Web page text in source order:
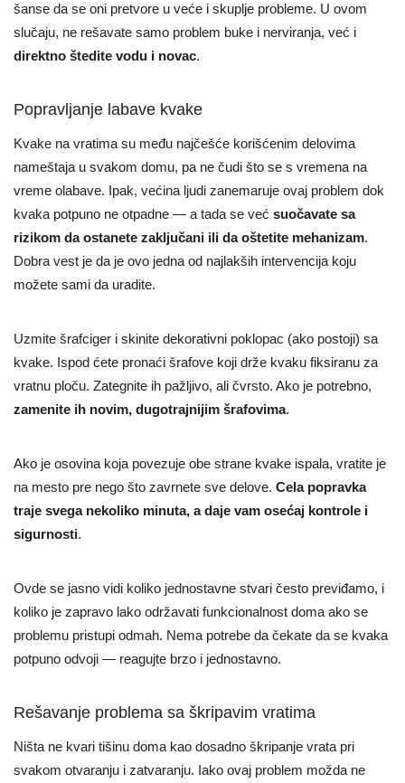
šanse da se oni pretvore u veće i skuplje probleme. U ovom
slučaju, ne rešavate samo problem buke i nerviranja, već i
direktno štedite vodu i novac.
Popravljanje labave kvake
Kvake na vratima su među najčešće korišćenim delovima
nameštaja u svakom domu, pa ne čudi što se s vremena na
vreme olabave. Ipak, većina ljudi zanemaruje ovaj problem dok
kvaka potpuno ne otpadne — a tada se već suočavate sa
rizikom da ostanete zaključani ili da oštetite mehanizam.
Dobra vest je da je ovo jedna od najlakših intervencija koju
možete sami da uradite.
Uzmite šrafciger i skinite dekorativni poklopac (ako postoji) sa
kvake. Ispod ćete pronaći šrafove koji drže kvaku fiksiranu za
vratnu ploču. Zategnite ih pažljivo, ali čvrsto. Ako je potrebno,
zamenite ih novim, dugotrajnijim šrafovima.
Ako je osovina koja povezuje obe strane kvake ispala, vratite je
na mesto pre nego što zavrnete sve delove. Cela popravka
traje svega nekoliko minuta, a daje vam osećaj kontrole i
sigurnosti.
Ovde se jasno vidi koliko jednostavne stvari često previđamo, i
koliko je zapravo lako održavati funkcionalnost doma ako se
problemu pristupi odmah. Nema potrebe da čekate da se kvaka
potpuno odvoji — reagujte brzo i jednostavno.
Rešavanje problema sa škripavim vratima
Ništa ne kvari tišinu doma kao dosadno škripanje vrata pri
svakom otvaranju i zatvaranju. Iako ovaj problem možda ne